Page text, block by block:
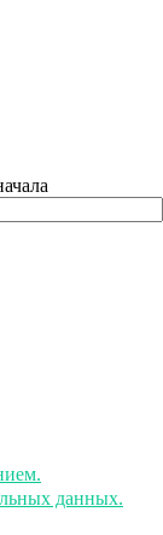
данных.